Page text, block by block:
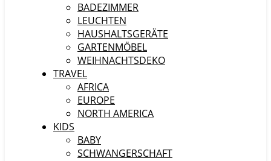
BADEZIMMER
LEUCHTEN
HAUSHALTSGERÄTE
GARTENMÖBEL
WEIHNACHTSDEKO
TRAVEL
AFRICA
EUROPE
NORTH AMERICA
KIDS
BABY
SCHWANGERSCHAFT